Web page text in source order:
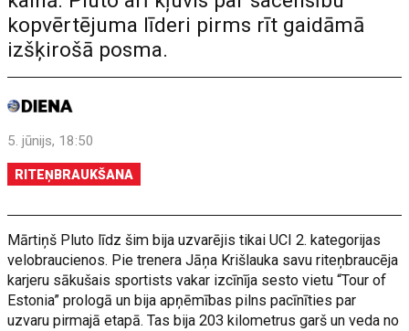
kopvērtējuma līderi pirms rīt gaidāmā
izšķirošā posma.
5. jūnijs, 18:50
RITEŅBRAUKŠANA
Mārtiņš Pluto līdz šim bija uzvarējis tikai UCI 2. kategorijas
velobraucienos. Pie trenera Jāņa Krišlauka savu riteņbraucēja
karjeru sākušais sportists vakar izcīnīja sesto vietu “Tour of
Estonia” prologā un bija apņēmības pilns pacīnīties par
uzvaru pirmajā etapā. Tas bija 203 kilometrus garš un veda no